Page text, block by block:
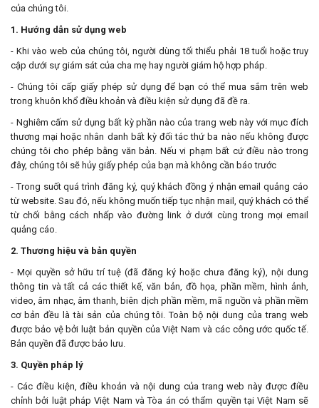
của chúng tôi.
1. Hướng dẫn sử dụng web
- Khi vào web của chúng tôi, người dùng tối thiểu phải 18 tuổi hoặc truy
cập dưới sự giám sát của cha mẹ hay người giám hộ hợp pháp.
- Chúng tôi cấp giấy phép sử dụng để bạn có thể mua sắm trên web
trong khuôn khổ điều khoản và điều kiện sử dụng đã đề ra.
- Nghiêm cấm sử dụng bất kỳ phần nào của trang web này với mục đích
thương mại hoặc nhân danh bất kỳ đối tác thứ ba nào nếu không được
chúng tôi cho phép bằng văn bản. Nếu vi phạm bất cứ điều nào trong
đây, chúng tôi sẽ hủy giấy phép của bạn mà không cần báo trước
- Trong suốt quá trình đăng ký, quý khách đồng ý nhận email quảng cáo
từ website. Sau đó, nếu không muốn tiếp tục nhận mail, quý khách có thể
từ chối bằng cách nhấp vào đường link ở dưới cùng trong mọi email
quảng cáo.
2. Thương hiệu và bản quyền
- Mọi quyền sở hữu trí tuệ (đã đăng ký hoặc chưa đăng ký), nội dung
thông tin và tất cả các thiết kế, văn bản, đồ họa, phần mềm, hình ảnh,
video, âm nhạc, âm thanh, biên dịch phần mềm, mã nguồn và phần mềm
cơ bản đều là tài sản của chúng tôi. Toàn bộ nội dung của trang web
được bảo vệ bởi luật bản quyền của Việt Nam và các công ước quốc tế.
Bản quyền đã được bảo lưu.
3. Quyền pháp lý
- Các điều kiện, điều khoản và nội dung của trang web này được điều
chỉnh bởi luật pháp Việt Nam và Tòa án có thẩm quyền tại Việt Nam sẽ